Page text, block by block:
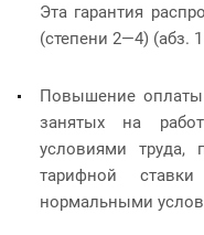
Эта гарантия
(степени 2—4) (абз.
Повышение оплаты
занятых на
условиями
тарифной
нормальными